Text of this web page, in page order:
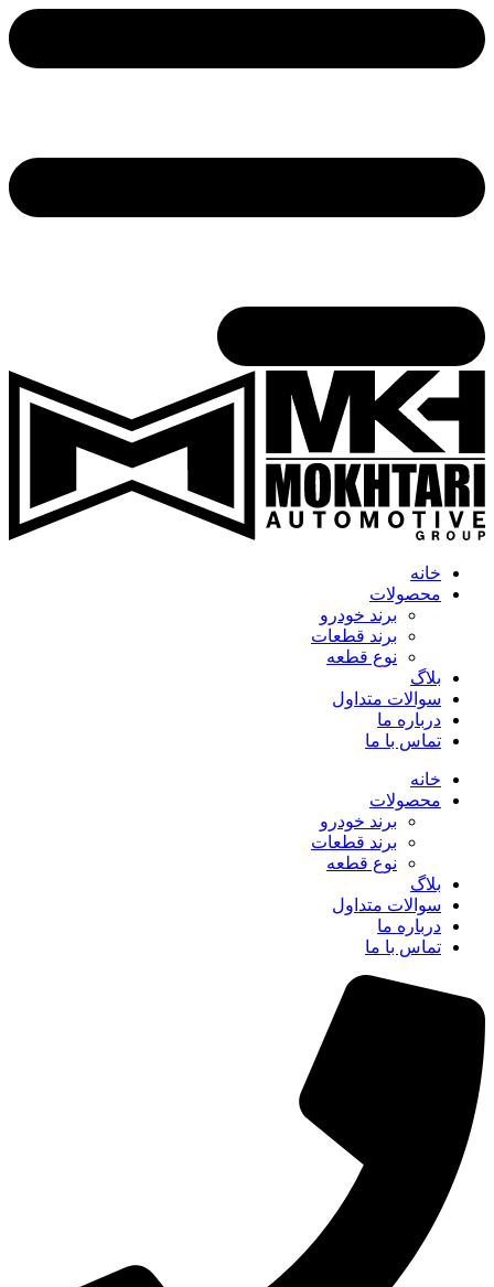
خانه
محصولات
برند خودرو
برند قطعات
نوع قطعه
بلاگ
سوالات متداول
درباره ما
تماس با ما
خانه
محصولات
برند خودرو
برند قطعات
نوع قطعه
بلاگ
سوالات متداول
درباره ما
تماس با ما